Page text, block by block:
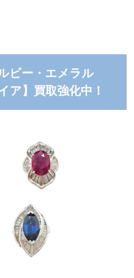
ビー・エメラル
ア】買取強化中！